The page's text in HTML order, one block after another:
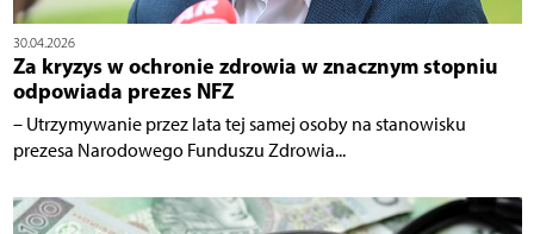
30.04.2026
Za kryzys w ochronie zdrowia w znacznym stopniu
odpowiada prezes NFZ
– Utrzymywanie przez lata tej samej osoby na stanowisku
prezesa Narodowego Funduszu Zdrowia...